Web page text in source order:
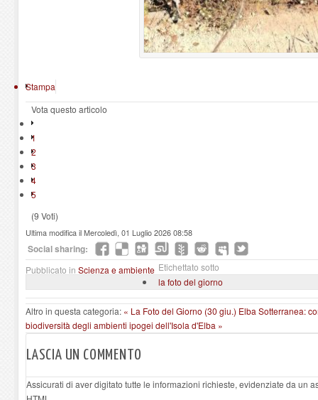
Stampa
Vota questo articolo
1
2
3
4
5
(9 Voti)
Ultima modifica il Mercoledì, 01 Luglio 2026 08:58
Social sharing:
Pubblicato in Scienza e ambiente Etichettato sotto
la foto del giorno
Altro in questa categoria: « La Foto del Giorno (30 giu.) Elba Sotterranea:
biodiversità degli ambienti ipogei dell'Isola d'Elba »
LASCIA UN COMMENTO
Assicurati di aver digitato tutte le informazioni richieste, evidenziate da un